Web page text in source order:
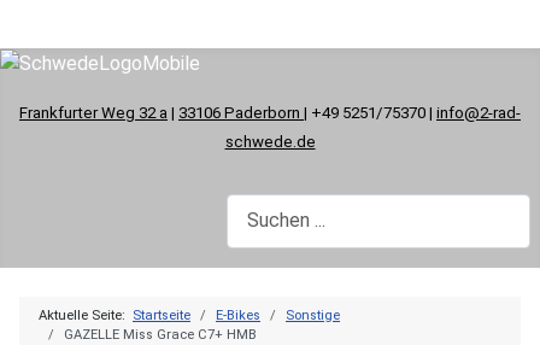
Frankfurter Weg 32 a | 33106 Paderborn | +49 5251/75370 | info@2-rad-
schwede.de
Aktuelle Seite: Startseite E-Bikes
Sonstige
GAZELLE Miss Grace C7+ HMB